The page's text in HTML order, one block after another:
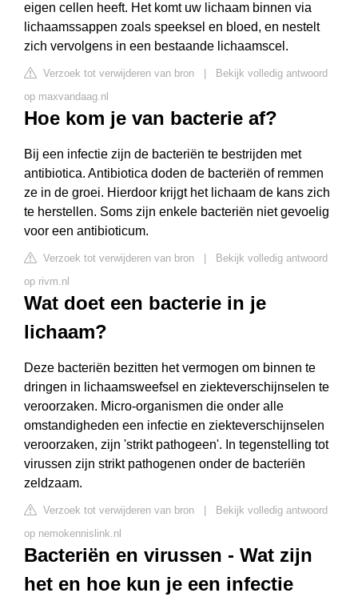
eigen cellen heeft. Het komt uw lichaam binnen via
lichaamssappen zoals speeksel en bloed, en nestelt
zich vervolgens in een bestaande lichaamscel.
Verzoek tot verwijderen van bron
Bekijk volledig antwoord
op maxvandaag.nl
Hoe kom je van bacterie af?
Bij een infectie zijn de bacteriën te bestrijden met
antibiotica. Antibiotica doden de bacteriën of remmen
ze in de groei. Hierdoor krijgt het lichaam de kans zich
te herstellen. Soms zijn enkele bacteriën niet gevoelig
voor een antibioticum.
Verzoek tot verwijderen van bron
Bekijk volledig antwoord
op rivm.nl
Wat doet een bacterie in je
lichaam?
Deze bacteriën bezitten het vermogen om binnen te
dringen in lichaamsweefsel en ziekteverschijnselen te
veroorzaken. Micro-organismen die onder alle
omstandigheden een infectie en ziekteverschijnselen
veroorzaken, zijn 'strikt pathogeen'. In tegenstelling tot
virussen zijn strikt pathogenen onder de bacteriën
zeldzaam.
Verzoek tot verwijderen van bron
Bekijk volledig antwoord
op nemokennislink.nl
Bacteriën en virussen - Wat zijn
het en hoe kun je een infectie